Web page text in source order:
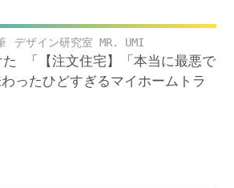
デザイン研究室 MR. UMI
「【注文住宅】「本当に最悪で
ったひどすぎるマイホームトラ